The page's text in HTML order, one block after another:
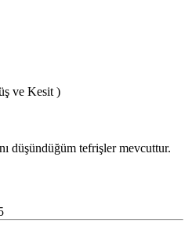
ve Kesit )
düşündüğüm tefrişler mevcuttur.